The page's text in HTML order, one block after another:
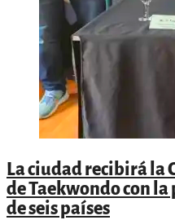
La ciudad recibirá la
de Taekwondo con
de seis países